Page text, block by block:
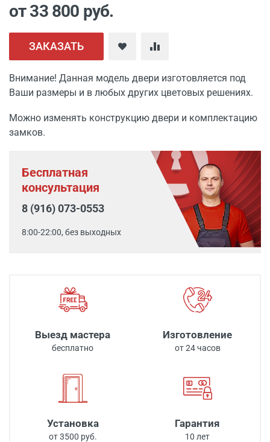
от 33 800 руб.
ЗАКАЗАТЬ
Внимание! Данная модель двери изготовляется под
Ваши размеры и в любых других цветовых решениях.
Можно изменять конструкцию двери и комплектацию
замков.
Бесплатная
консультация
8 (916) 073-0553
8:00-22:00, без выходных
Выезд мастера
бесплатно
Изготовление
от 24 часов
Установка
от 3500 руб.
Гарантия
10 лет